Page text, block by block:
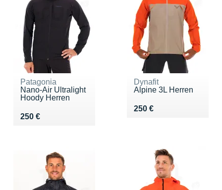
Patagonia
Nano-Air Ultralight
Hoody Herren
250 €
Vendu 250 €
Dynafit
Alpine 3L Herren
250 €
Vendu 250 €